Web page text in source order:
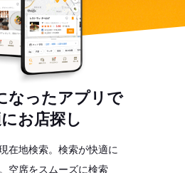
なったアプリで
お店探し
在地検索。検索が快適に
空席をスムーズに検索